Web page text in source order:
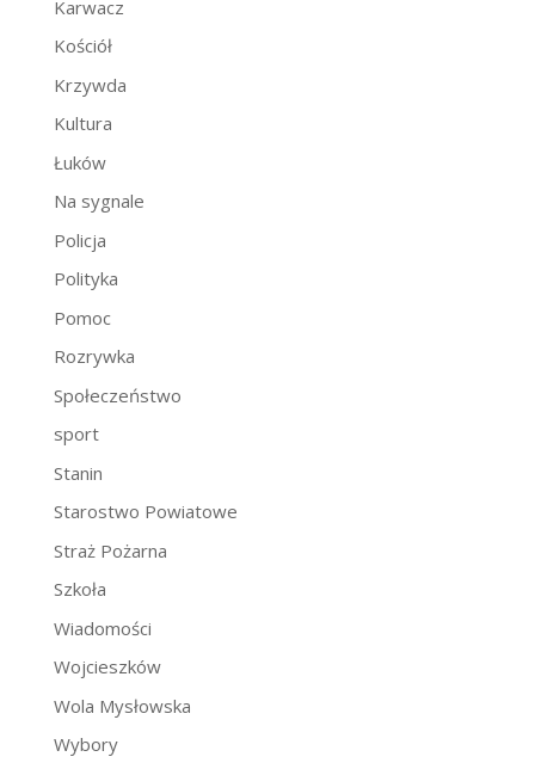
Karwacz
Kościół
Krzywda
Kultura
Łuków
Na sygnale
Policja
Polityka
Pomoc
Rozrywka
Społeczeństwo
sport
Stanin
Starostwo Powiatowe
Straż Pożarna
Szkoła
Wiadomości
Wojcieszków
Wola Mysłowska
Wybory